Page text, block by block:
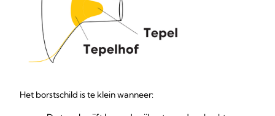
Het borstschild is te klein wanneer: